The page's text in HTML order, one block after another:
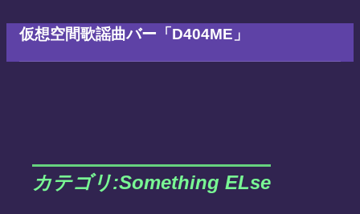
仮想空間歌謡曲バー「D404ME」
カテゴリ:Something ELse